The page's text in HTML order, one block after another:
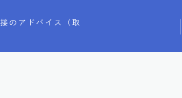
のアドバイス（取